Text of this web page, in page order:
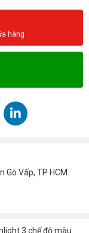
hàng
Gò Vấp, TP HCM
3 chế độ màu